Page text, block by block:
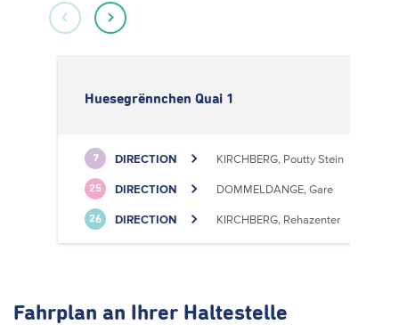
Huesegrënnchen Quai 1
7 DIRECTION KIRCHBERG, Poutty Stein
25 DIRECTION DOMMELDANGE, Gare
26 DIRECTION KIRCHBERG, Rehazenter
Fahrplan an Ihrer Haltestelle